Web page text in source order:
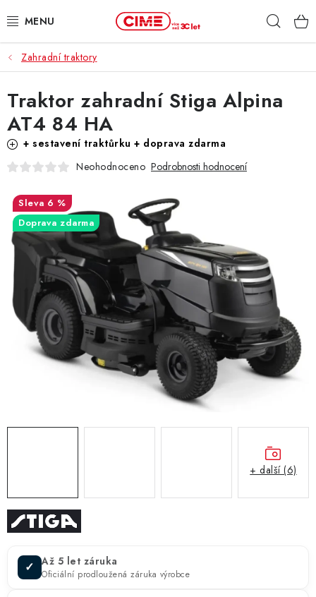
na
ZAHRADA, LES
DÍLNA, STAVBA
MILWAUKEE
ELEKTROMOBILITA
PROFI STROJE
PRODEJNY
SLUŽBY
ZNAČKY
KONTAKTY
OCHRANA OSOBNÍCH ÚDAJŮ
OBCHODNÍ PODMÍNKY
DOPRAVA A PLATBA
Zahradní traktory
✓ Až 5 let záruka
Oficiální prodloužená záruka výrobce
Traktor zahradní Stiga Alpina
AT4 84 HA
+ sestavení traktůrku + doprava zdarma
Neohodnoceno Podrobnosti hodnocení
6 %
Doprava zdarma
+ další (6)